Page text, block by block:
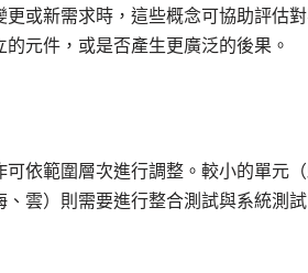
更或新需求時，這些概念可協助評估
元件，或是否產生更廣泛的後果。
可依範圍層次進行調整。較小的單元
、雲）則需要進行整合測試與系統測試